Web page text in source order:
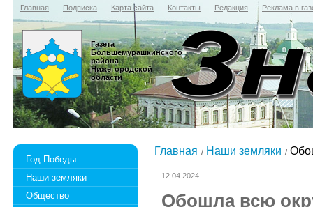
Главная Подписка Карта сайта Контакты Редакция Реклама в
Газета
Большемурашкинского
района
Нижегородской
области
Год Победы
Наши земляки
Общество
Главная Наши земляки
12.04.2024
Обошла всю